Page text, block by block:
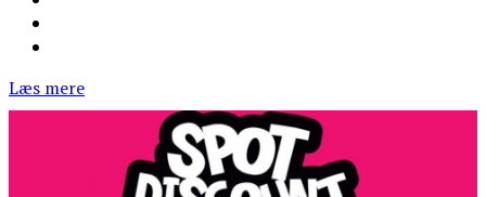
Læs mere